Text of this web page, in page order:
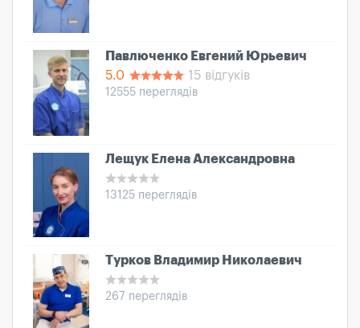
Павлюченко Евгений Юрьевич
5.0
15 відгуків
12555 переглядів
Лещук Елена Александровна
13125 переглядів
Турков Владимир Николаевич
267 переглядів